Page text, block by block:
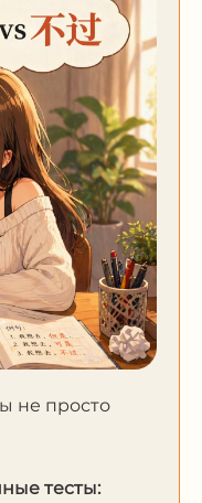
не просто
тесты: